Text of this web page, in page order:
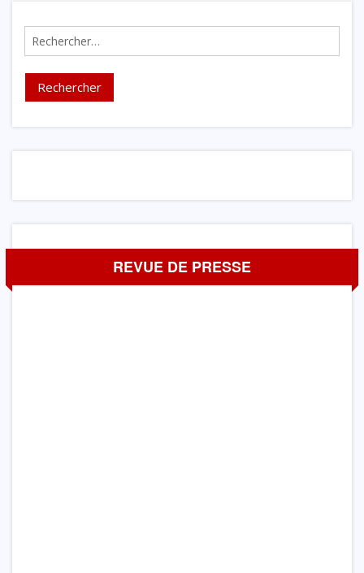
Rechercher :
REVUE DE PRESSE